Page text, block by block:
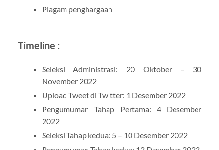
Piagam penghargaan
Timeline :
Seleksi Administrasi: 20 Oktober – 30
November 2022
Upload Tweet di Twitter: 1 Desember 2022
Pengumuman Tahap Pertama: 4 Desember
2022
Seleksi Tahap kedua: 5 – 10 Desember 2022